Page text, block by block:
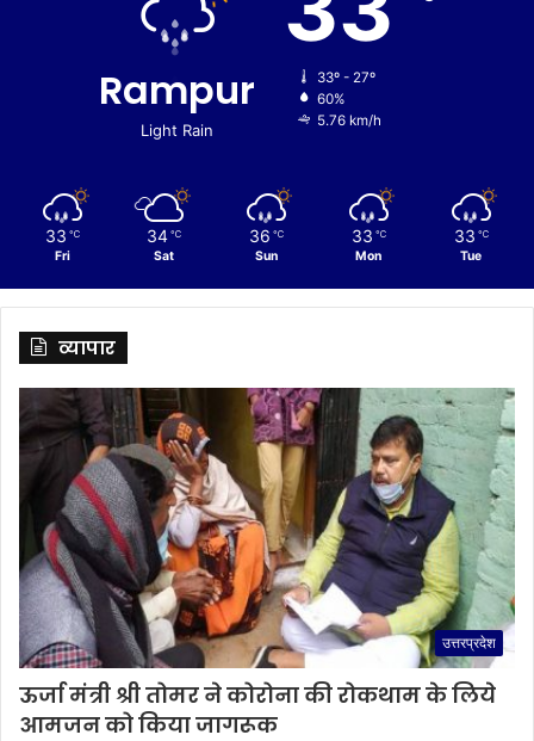
Rampur
Light Rain
33º - 27º
60%
5.76 km/h
33 ℃
Fri
34 ℃
Sat
36 ℃
Sun
33 ℃
Mon
33 ℃
Tue
व्यापार
उत्तरप्रदेश
ऊर्जा मंत्री श्री तोमर ने कोरोना की रोकथाम के लिये
आमजन को किया जागरूक